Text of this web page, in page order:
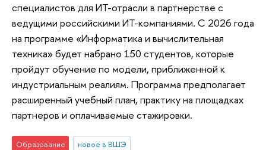
специалистов для ИТ-отрасли в партнерстве с
ведущими российскими ИТ-компаниями. С 2026 года
на программе «Информатика и вычислительная
техника» будет набрано 150 студентов, которые
пройдут обучение по модели, приближенной к
индустриальным реалиям. Программа предполагает
расширенный учебный план, практику на площадках
партнеров и оплачиваемые стажировки.
Образование новое в ВШЭ